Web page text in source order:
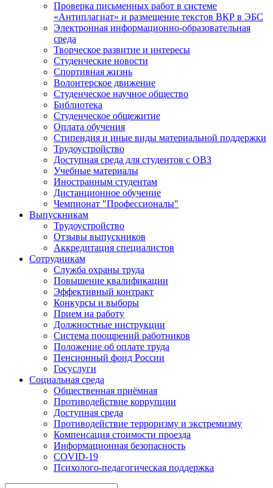
Проверка письменных работ в системе
«Антиплагиат» и размещение текстов ВКР в ЭБС
Электронная информационно-образовательная
среда
Творческое развитие и интересы
Студенческие новости
Спортивная жизнь
Волонтерское движение
Студенческое научное общество
Библиотека
Студенческое общежитие
Оплата обучения
Стипендия и иные виды материальной поддержки
Трудоустройство
Доступная среда для студентов с ОВЗ
Учебные материалы
Иностранным студентам
Дистанционное обучение
Чемпионат "Профессионалы"
Выпускникам
Трудоустройство
Отзывы выпускников
Аккредитация специалистов
Сотрудникам
Служба охраны труда
Повышение квалификации
Эффективный контракт
Конкурсы и выборы
Прием на работу
Должностные инструкции
Система поощрений работников
Положение об оплате труда
Пенсионный фонд России
Госуслуги
Социальная среда
Общественная приёмная
Противодействие коррупции
Доступная среда
Противодействие терроризму и экстремизму
Компенсация стоимости проезда
Информационная безопасность
COVID-19
Психолого-педагогическая поддержка